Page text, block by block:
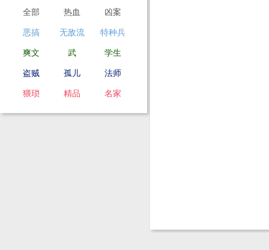
全部 热血 凶案
恶搞 无敌流 特种兵
爽文 武 学生
盗贼 孤儿 法师
猥琐 精品 名家